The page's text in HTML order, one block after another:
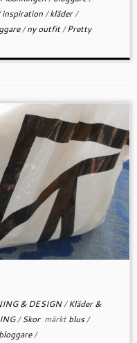
inspiration/kläder/
/ny outfit/Pretty
& DESIGN/Kläder &
/Skor märktblus/
/